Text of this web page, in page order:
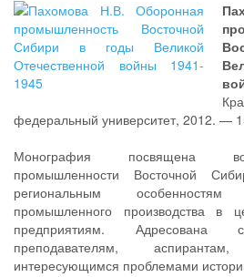
федеральный университет, 2012. —
Монография посвящена
промышленности Восточной
региональным
промышленного производства в
предприятиям. Адресована
преподавателям,
интересующимся проблемами